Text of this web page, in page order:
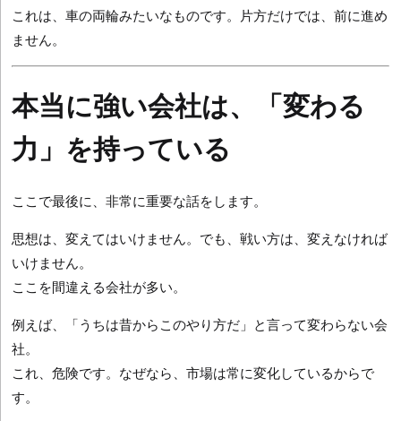
これは、車の両輪みたいなものです。片方だけでは、前に進め
ません。
本当に強い会社は、「変わる
力」を持っている
ここで最後に、非常に重要な話をします。
思想は、変えてはいけません。でも、戦い方は、変えなければ
いけません。
ここを間違える会社が多い。
例えば、「うちは昔からこのやり方だ」と言って変わらない会
社。
これ、危険です。なぜなら、市場は常に変化しているからで
す。